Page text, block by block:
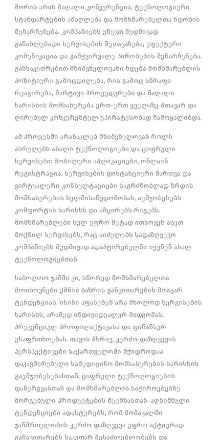
შორის არის მაღალი კონკურენცია, ტექნოლოგიური
სტანდარტების ამაღლება და მომხმარებელთა ნდობის
შენარჩუნება. კომპანიებს უწევთ მუდმივად
განახლებადი სერვისების შეთავაზება, ეფექტური
კომუნიკაცია და გამჭვირვალე პირობების შენარჩუნება.
განსაკუთრებით მნიშვნელოვანი ხდება მომხმარებლის
პოზიტიური გამოცდილება, რის გამოც სწრაფი
რეაგირება, მარტივი პროცედურები და მაღალი
ხარისხის მომსახურება ერთ-ერთ ყველაზე მთავარ და
ღირებულ კონკურენტულ უპირატესობად ჩამოყალიბდა.
ამ პროცესში არანაკლებ მნიშვნელოვან როლს
ასრულებს ახალი ტექნოლოგიები და ციფრული
სერვისები: მობილური აპლიკაციები, ონლაინ
რეგისტრაცია, სერვისების დისტანციური მართვა და
ვირტუალური კონსულტაციები საგრძნობლად ზრდის
მომსახურების ხელმისაწვდომობას, აუმჯობესებს
კომფორტის ხარისხს და ამცირებს რიგებს.
მომხმარებლები სულ უფრო მეტად ითხოვენ ასეთ
მოქნილ სერვისებს, რაც აიძულებს სადაზღვევო
კომპანიებს მუდმივად ადაპტირებულნი იყვნენ ახალ
ტექნოლოგიებთან.
საბოლოო ჯამში კი, სწორედ მომხმარებელთა
მოთხოვნები ქმნის ბაზრის განვითარების მთავარ
ტენდენციას. ისინი აფასებენ არა მხოლოდ სერვისების
ხარისხს, არამედ ინდივიდუალურ მიდგომას,
პრევენციულ პროფილაქტიკასა და ფინანსურ
უსაფრთხოებას. თავის მხრივ, კერძო დაზღვევის
პერსპექტივები საქართველოში მჭიდროდაა
დაკავშირებული სამედიცინო მომსახურების ხარისხის
გაუმჯობესებასთან, ციფრული ტექნოლოგიების
დანერგვასთან და მომხმარებლის საჭიროებებზე
მორგებული პროდუქტების შექმნასთან. აღნიშნული
ტენდენციები ადასტურებს, რომ მომავალში
ჯანმრთელობის კერძო დაზღვევა უფრო აქტიურად
განავითარებს საკუთარ შესაძლებლობებს და